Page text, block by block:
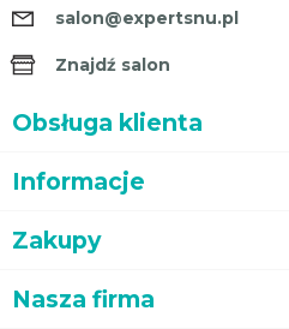
salon@expertsnu.pl
Znajdź salon
Obsługa klienta
Informacje
Zakupy
Nasza firma